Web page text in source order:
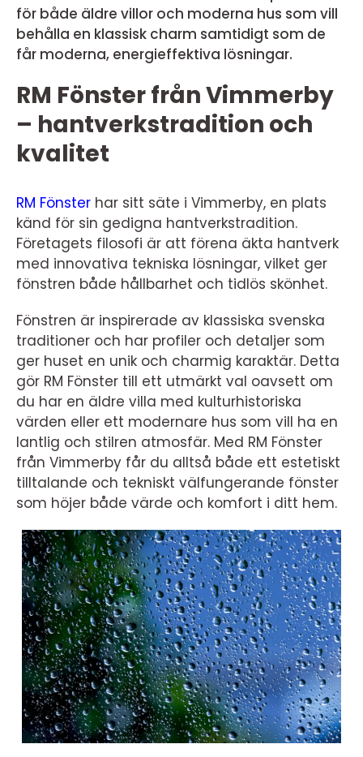
för både äldre villor och moderna hus som vill
behålla en klassisk charm samtidigt som de
får moderna, energieffektiva lösningar.
RM Fönster från Vimmerby
– hantverkstradition och
kvalitet
RM Fönster har sitt säte i Vimmerby, en plats
känd för sin gedigna hantverkstradition.
Företagets filosofi är att förena äkta hantverk
med innovativa tekniska lösningar, vilket ger
fönstren både hållbarhet och tidlös skönhet.
Fönstren är inspirerade av klassiska svenska
traditioner och har profiler och detaljer som
ger huset en unik och charmig karaktär. Detta
gör RM Fönster till ett utmärkt val oavsett om
du har en äldre villa med kulturhistoriska
värden eller ett modernare hus som vill ha en
lantlig och stilren atmosfär. Med RM Fönster
från Vimmerby får du alltså både ett estetiskt
tilltalande och tekniskt välfungerande fönster
som höjer både värde och komfort i ditt hem.